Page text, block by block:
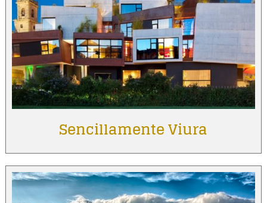
Sencillamente Viura